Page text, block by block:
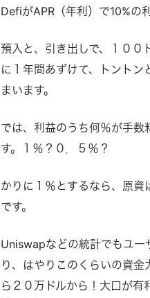
DefiがAPR（年利）で10%の
預入と、引き出しで、１００
に１年間あずけて、トントン
まいます。
では、利益のうち何％が手数
す。１％？０．５％？
かりに１％とするなら、原資
です。
Uniswapなどの統計でもユー
り、はやりこのくらいの資
ら２０万ドルから！大口が